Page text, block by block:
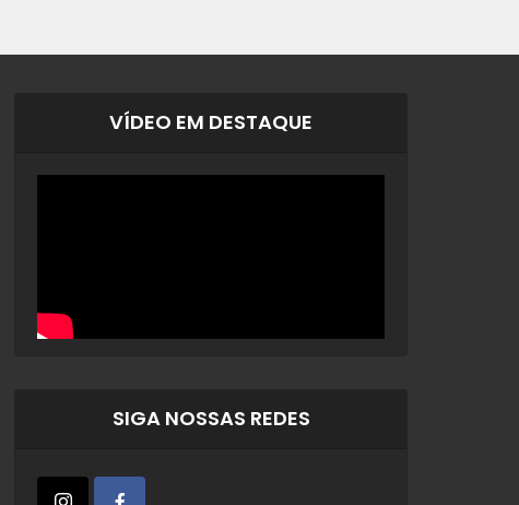
VÍDEO EM DESTAQUE
SIGA NOSSAS REDES